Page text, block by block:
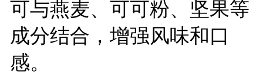
可与燕麦、可可粉、坚果等
成分结合，增强风味和口
感。